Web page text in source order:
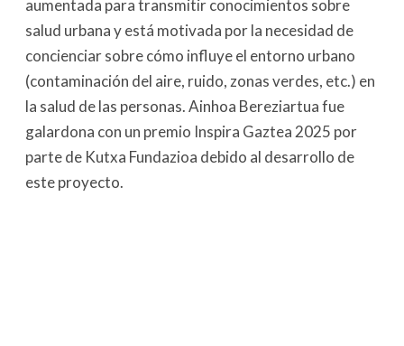
aumentada para transmitir conocimientos sobre
salud urbana y está motivada por la necesidad de
concienciar sobre cómo influye el entorno urbano
(contaminación del aire, ruido, zonas verdes, etc.) en
la salud de las personas. Ainhoa Bereziartua fue
galardona con un premio Inspira Gaztea 2025 por
parte de Kutxa Fundazioa debido al desarrollo de
este proyecto.